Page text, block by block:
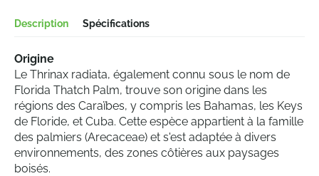
Description Spécifications
Origine
Le Thrinax radiata, également connu sous le nom de
Florida Thatch Palm, trouve son origine dans les
régions des Caraïbes, y compris les Bahamas, les Keys
de Floride, et Cuba. Cette espèce appartient à la famille
des palmiers (Arecaceae) et s'est adaptée à divers
environnements, des zones côtières aux paysages
boisés.